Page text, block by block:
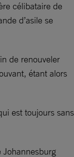
célibataire de
d’asile se
de renouveler
étant alors
est toujours sans
Johannesburg